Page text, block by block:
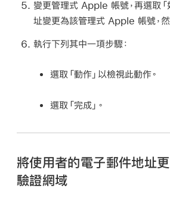
變更管理式 Apple 帳號 ，再選取
址變更為該管理式 Apple 帳號 ，
執行下列其中一項步驟：
選取「動作」以檢視此動作。
選取「完成」。
將使用者的電子郵件地址
驗證網域